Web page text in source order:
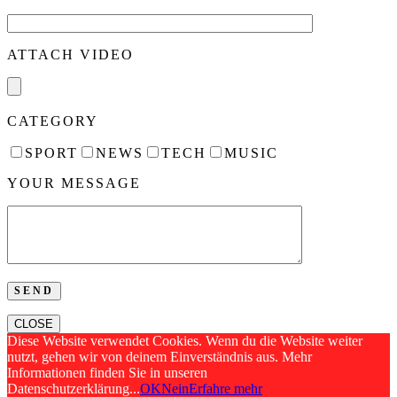
ATTACH VIDEO
CATEGORY
SPORT NEWS TECH
MUSIC
YOUR MESSAGE
CLOSE
Diese Website verwendet Cookies. Wenn du die Website weiter
nutzt, gehen wir von deinem Einverständnis aus. Mehr
Informationen finden Sie in unseren
Datenschutzerklärung...OKNeinErfahre mehr